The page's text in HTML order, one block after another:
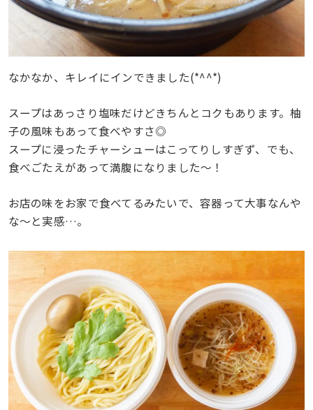
なかなか、キレイにインできました(*^^*)
スープはあっさり塩味だけどきちんとコクもあります。柚
子の風味もあって食べやすさ◎
スープに浸ったチャーシューはこってりしすぎず、でも、
食べごたえがあって満腹になりました〜！
お店の味をお家で食べてるみたいで、容器って大事なんや
な〜と実感…。